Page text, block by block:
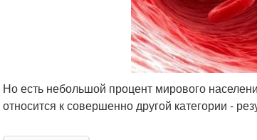
Но есть небольшой процент мирового
относится к совершенно другой категории -